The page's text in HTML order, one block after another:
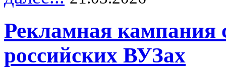
Рекламная кампания
российских ВУЗах